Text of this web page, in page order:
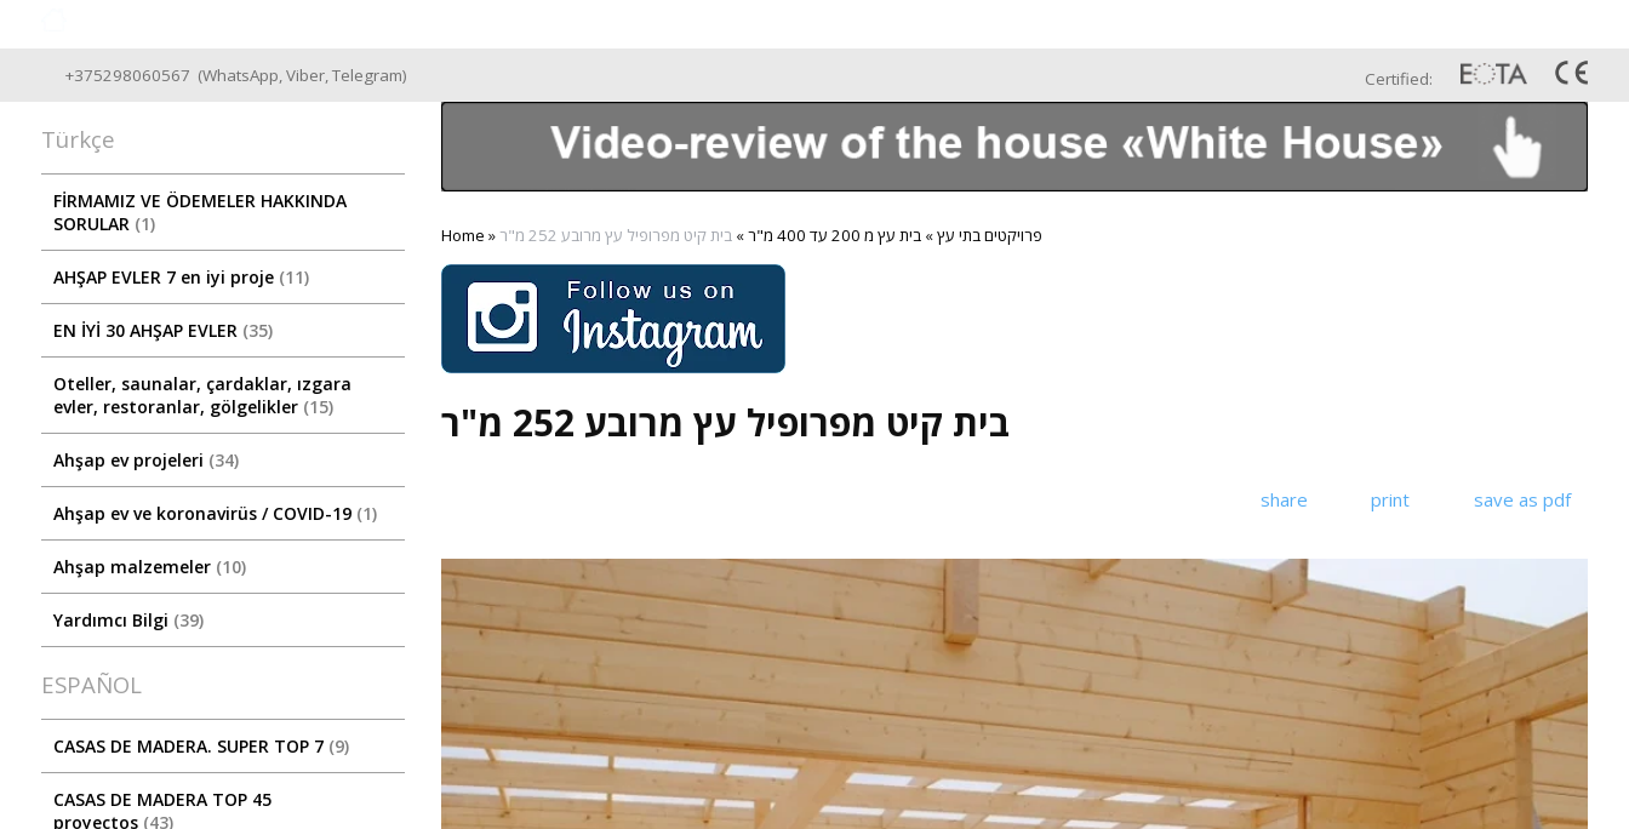
+375298060567 (WhatsApp,Viber,Telegram) Certified:
Türkçe
FİRMAMIZ VE ÖDEMELER HAKKINDA
SORULAR 1
AHŞAP EVLER 7 en iyi proje 11
EN İYİ 30 AHŞAP EVLER 35
Oteller, saunalar, çardaklar, ızgara
evler, restoranlar, gölgelikler 15
Ahşap ev projeleri 34
Ahşap ev ve koronavirüs / COVID-19 1
Ahşap malzemeler 10
Yardımcı Bilgi 39
ESPAÑOL
CASAS DE MADERA. SUPER TOP 7 9
CASAS DE MADERA TOP 45
proyectos 43
Home » פרויקטים בתי עץ» בית עץ מ 200 עד 400 מ"ר » בית קיט מפרופיל עץ מרובע 252 מ"ר
בית קיט מפרופיל עץ מרובע 252 מ"ר
share print save as pdf